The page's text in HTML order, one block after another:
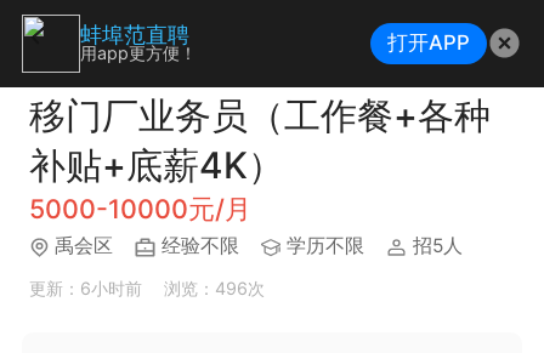
移门厂业务员（工作餐+各种
补贴+底薪4K）
5000-10000元/月
禹会区 经验不限 学历不限 招5人
更新：6小时前 浏览：496次
蚌埠范直聘
用app更方便！ 打开APP